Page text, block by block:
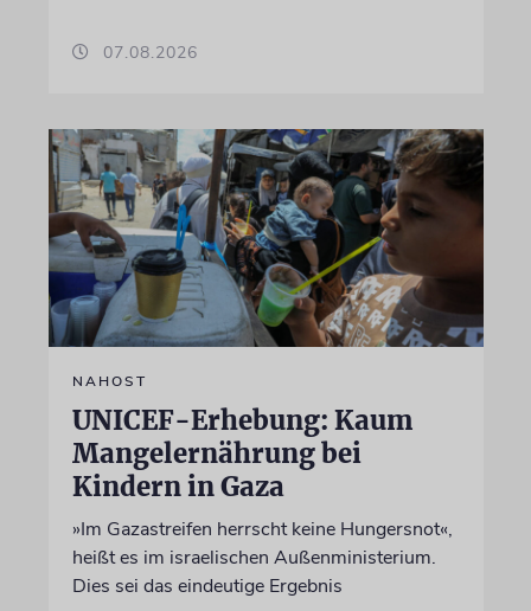
07.08.2026
NAHOST
UNICEF-Erhebung: Kaum
Mangelernährung bei
Kindern in Gaza
»Im Gazastreifen herrscht keine Hungersnot«,
heißt es im israelischen Außenministerium.
Dies sei das eindeutige Ergebnis